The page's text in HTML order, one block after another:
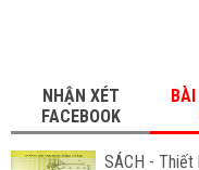
NHẬN XÉT
FACEBOOK
SÁCH -